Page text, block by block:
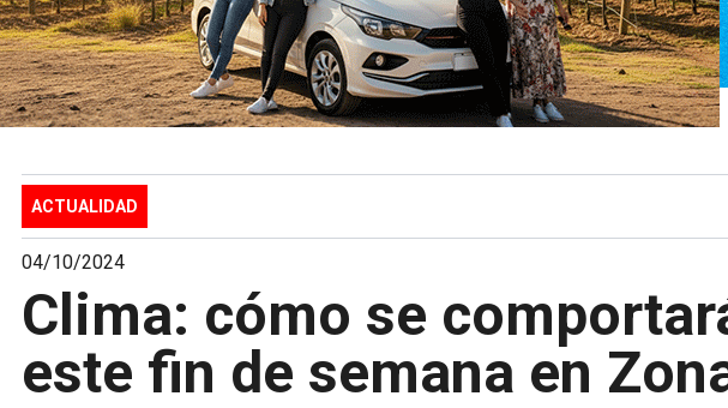
ACTUALIDAD
04/10/2024
Clima: cómo se
este fin de semana en